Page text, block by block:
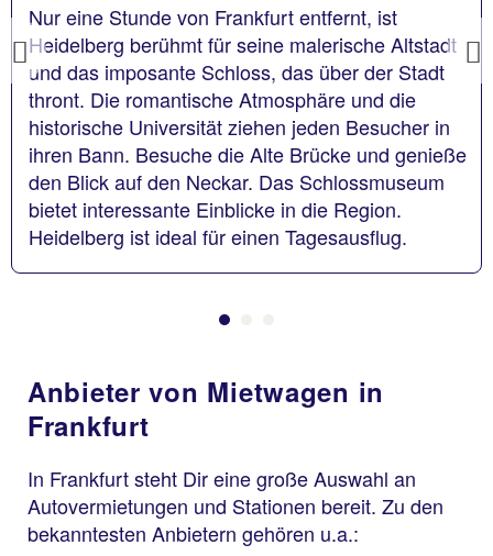
Previous
Nur eine Stunde von Frankfurt entfernt, ist
Heidelberg berühmt für seine malerische Altstadt
und das imposante Schloss, das über der Stadt
thront. Die romantische Atmosphäre und die
historische Universität ziehen jeden Besucher in
ihren Bann. Besuche die Alte Brücke und genieße
den Blick auf den Neckar. Das Schlossmuseum
bietet interessante Einblicke in die Region.
Heidelberg ist ideal für einen Tagesausflug.
Anbieter von Mietwagen in
Frankfurt
In Frankfurt steht Dir eine große Auswahl an
Autovermietungen und Stationen bereit. Zu den
bekanntesten Anbietern gehören u.a.: